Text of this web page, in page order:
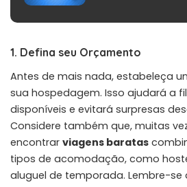
1. Defina seu Orçamento
Antes de mais nada, estabeleça
sua hospedagem. Isso ajudará a
disponíveis e evitará surpresas
Considere também que, muitas
encontrar viagens baratas
tipos de acomodação, como
aluguel de temporada. Lembre-se